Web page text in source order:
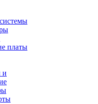
платы
и